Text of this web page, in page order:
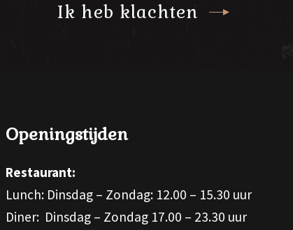
Ik heb klachten
Openingstijden
Restaurant:
Lunch: Dinsdag – Zondag: 12.00 – 15.30 uur
Diner: Dinsdag – Zondag 17.00 – 23.30 uur